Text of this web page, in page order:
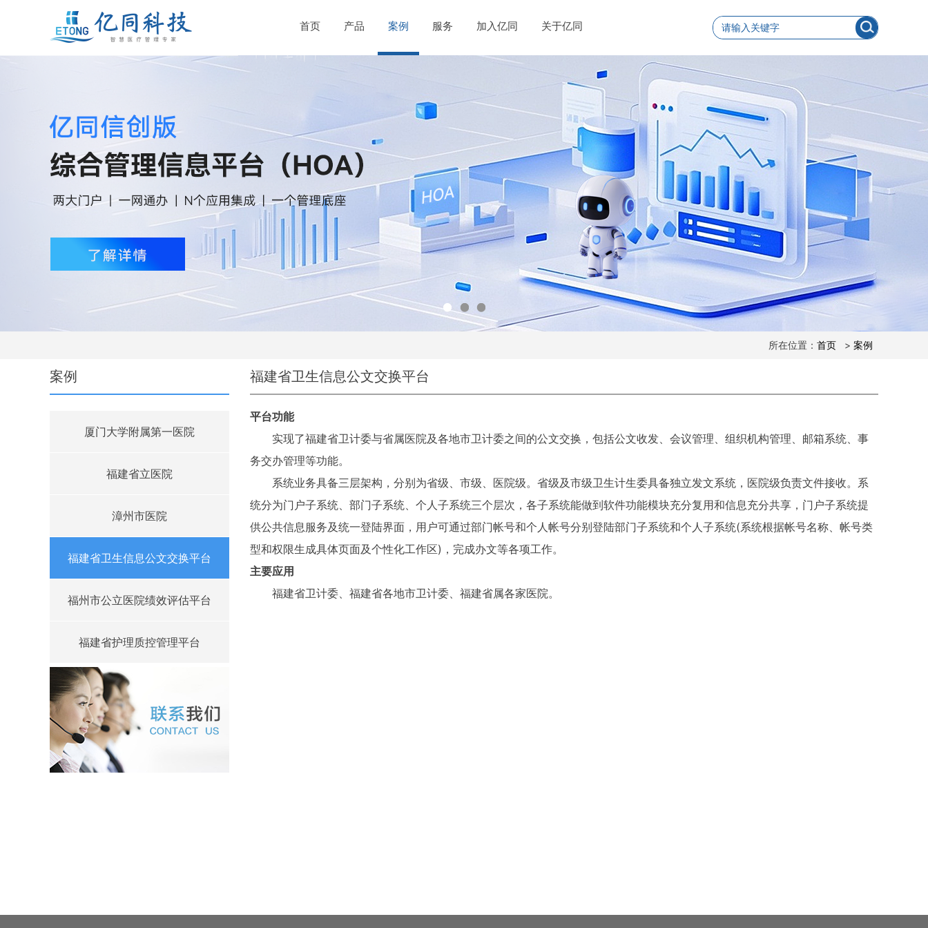
首页 产品 案例 服务 加入亿同 关于亿同
所在位置： 首页 > 案例
案例
厦门大学附属第一医院
福建省立医院
漳州市医院
福建省卫生信息公文交换平台
福州市公立医院绩效评估平台
福建省护理质控管理平台
福建省卫生信息公文交换平台
平台功能
实现了福建省卫计委与省属医院及各地市卫计委之间的公文交换，包括公文收发、会议管理、组织机构管理、邮箱系统、事
务交办管理等功能。
系统业务具备三层架构，分别为省级、市级、医院级。省级及市级卫生计生委具备独立发文系统，医院级负责文件接收。系
统分为门户子系统、部门子系统、个人子系统三个层次，各子系统能做到软件功能模块充分复用和信息充分共享，门户子系统提
供公共信息服务及统一登陆界面，用户可通过部门帐号和个人帐号分别登陆部门子系统和个人子系统(系统根据帐号名称、帐号类
型和权限生成具体页面及个性化工作区)，完成办文等各项工作。
主要应用
福建省卫计委、福建省各地市卫计委、福建省属各家医院。